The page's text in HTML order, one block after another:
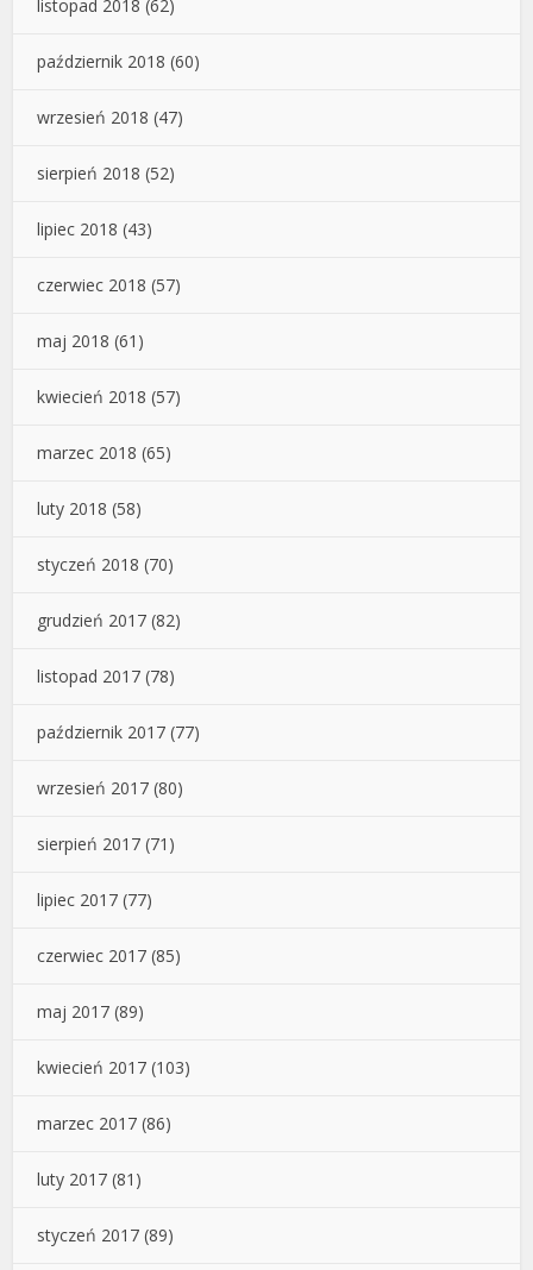
listopad 2018 (62)
październik 2018 (60)
wrzesień 2018 (47)
sierpień 2018 (52)
lipiec 2018 (43)
czerwiec 2018 (57)
maj 2018 (61)
kwiecień 2018 (57)
marzec 2018 (65)
luty 2018 (58)
styczeń 2018 (70)
grudzień 2017 (82)
listopad 2017 (78)
październik 2017 (77)
wrzesień 2017 (80)
sierpień 2017 (71)
lipiec 2017 (77)
czerwiec 2017 (85)
maj 2017 (89)
kwiecień 2017 (103)
marzec 2017 (86)
luty 2017 (81)
styczeń 2017 (89)